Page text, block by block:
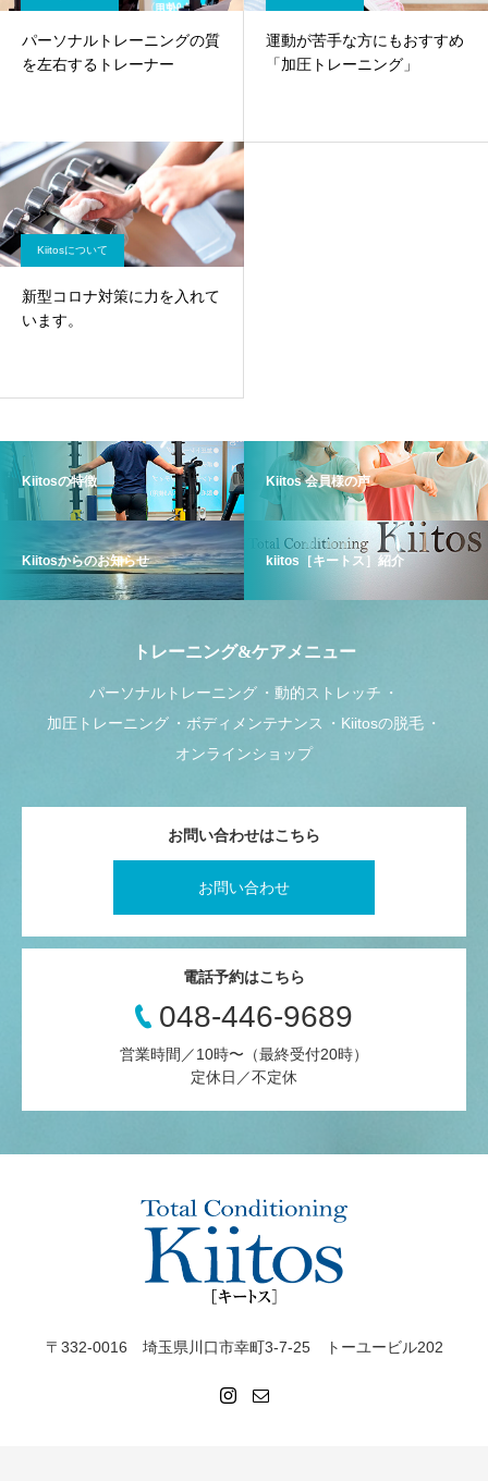
パーソナルトレーニングの質
を左右するトレーナー
運動が苦手な方にもおすすめ
「加圧トレーニング」
Kiitosについて
新型コロナ対策に力を入れて
います。
Kiitosの特徴 Kiitos 会員様の声
Kiitosからのお知らせ kiitos［キートス］紹介
トレーニング&ケアメニュー
パーソナルトレーニング
動的ストレッチ
加圧トレーニング
ボディメンテナンス
Kiitosの脱毛
オンラインショップ
お問い合わせはこちら
お問い合わせ
電話予約はこちら
048-446-9689
営業時間／10時〜（最終受付20時）
定休日／不定休
〒332-0016 埼玉県川口市幸町3-7-25 トーユービル202